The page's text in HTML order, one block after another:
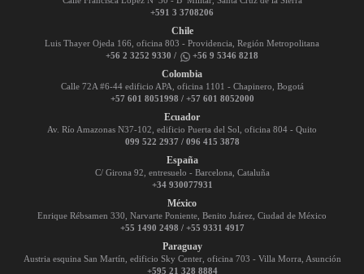
+591 3 3708206
Chile
Luis Thayer Ojeda 166, oficina 803 - Providencia, Región Metropolitana
+56 2 3252 9330 /
+56 9 5346 8218
Colombia
Calle 72A #6-44 edificio APA, oficina 1101 - Chapinero, Bogotá
+57 601 8051998 / +57 601 8052000
Ecuador
Av. Río Amazonas N37-102, edificio Puerta del Sol, oficina 804 - Quito
099 522 2937 / 096 415 3878
España
C/ Girona 92, entresuelo - Barcelona, Cataluña
+34 930077931
México
Enrique Rébsamen 330, Narvarte Poniente, Benito Juárez, Ciudad de México
+55 1490 2498 / +55 9331 4917
Paraguay
Austria esquina San Martín, edificio Sky Center, oficina 703 - Villa Morra, Asunción
+595 21 328 8884